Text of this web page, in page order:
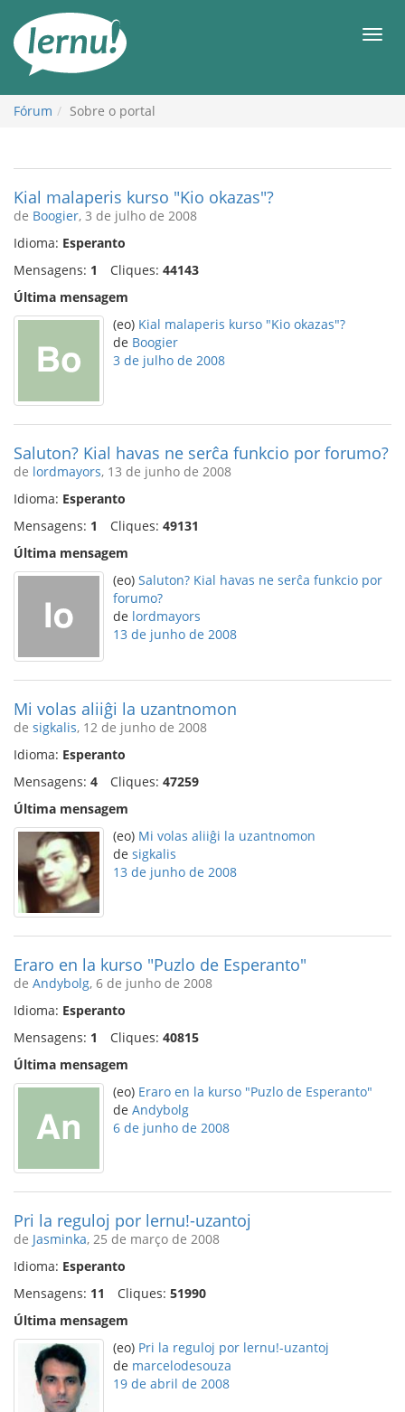
conteúdo
Fórum Sobre o portal
Kial malaperis kurso "Kio okazas"?
de Boogier, 3 de julho de 2008
Idioma: Esperanto
Mensagens: 1 Cliques: 44143
Última mensagem
(eo) Kial malaperis kurso "Kio okazas"?
de Boogier
3 de julho de 2008
Saluton? Kial havas ne serĉa funkcio por forumo?
de lordmayors, 13 de junho de 2008
Idioma: Esperanto
Mensagens: 1 Cliques: 49131
Última mensagem
(eo) Saluton? Kial havas ne serĉa funkcio por
forumo?
de lordmayors
13 de junho de 2008
Mi volas aliiĝi la uzantnomon
de sigkalis, 12 de junho de 2008
Idioma: Esperanto
Mensagens: 4 Cliques: 47259
Última mensagem
(eo) Mi volas aliiĝi la uzantnomon
de sigkalis
13 de junho de 2008
Eraro en la kurso "Puzlo de Esperanto"
de Andybolg, 6 de junho de 2008
Idioma: Esperanto
Mensagens: 1 Cliques: 40815
Última mensagem
(eo) Eraro en la kurso "Puzlo de Esperanto"
de Andybolg
6 de junho de 2008
Pri la reguloj por lernu!-uzantoj
de Jasminka, 25 de março de 2008
Idioma: Esperanto
Mensagens: 11 Cliques: 51990
Última mensagem
(eo) Pri la reguloj por lernu!-uzantoj
de marcelodesouza
19 de abril de 2008